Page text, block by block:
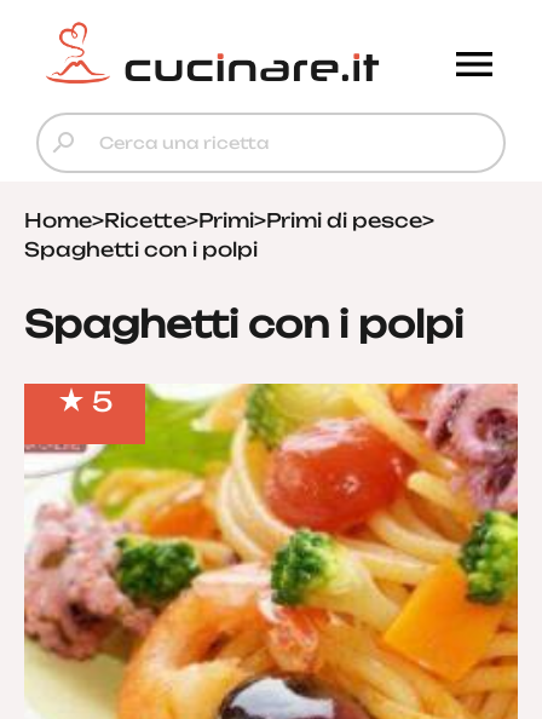
Home>Ricette>Primi>Primi di pesce>
Spaghetti con i polpi
Spaghetti con i polpi
5